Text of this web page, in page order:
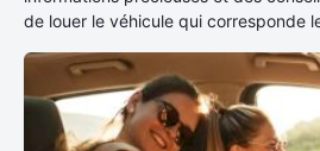
de louer le véhicule qui corresponde